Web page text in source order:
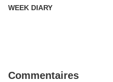
WEEK DIARY
Commentaires